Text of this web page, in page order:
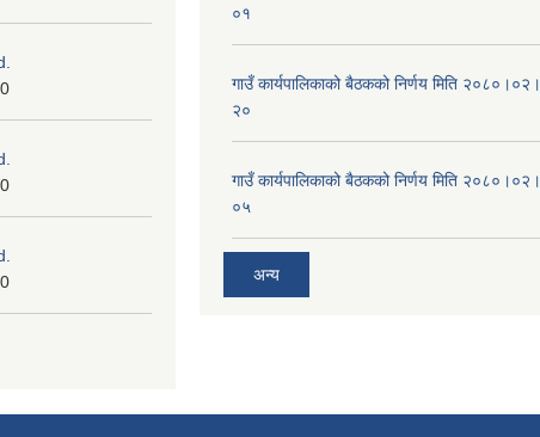
०१
गाउँ कार्यपालिकाको बैठकको निर्णय मिति २०८०।०२।
२०
गाउँ कार्यपालिकाको बैठकको निर्णय मिति २०८०।०२।
०५
अन्य